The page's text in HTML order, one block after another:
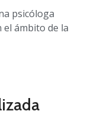
psicóloga
el ámbito de la